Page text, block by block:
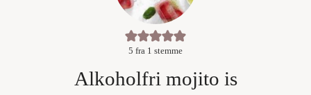
5 fra 1 stemme
Alkoholfri mojito is